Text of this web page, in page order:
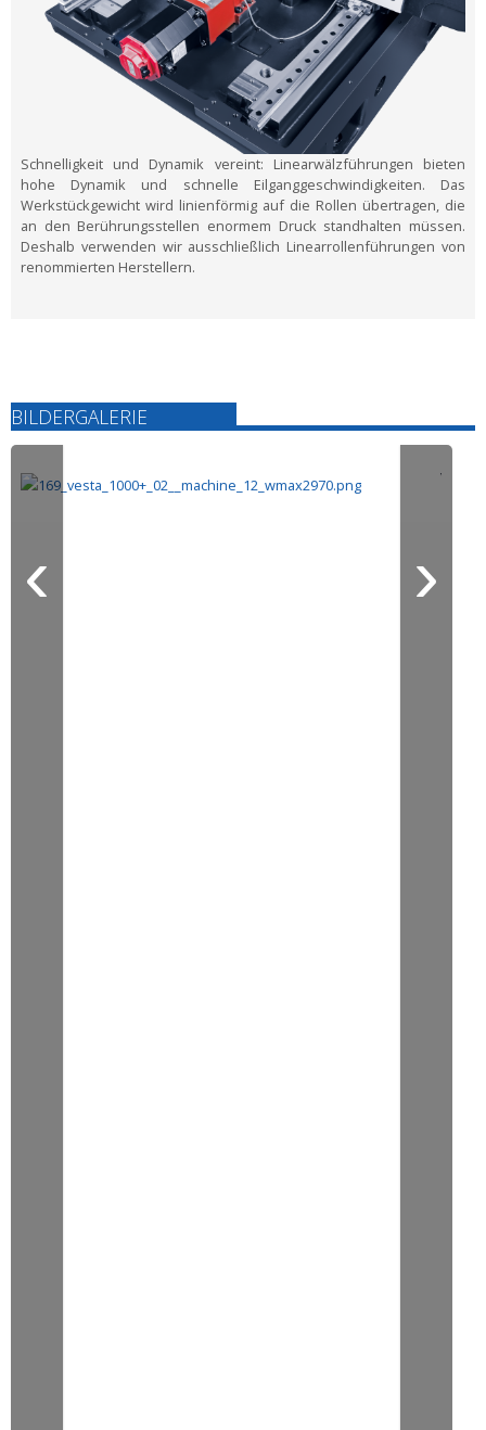
Schnelligkeit und Dynamik vereint: Linearwälzführungen bieten
hohe Dynamik und schnelle Eilganggeschwindigkeiten. Das
Werkstückgewicht wird linienförmig auf die Rollen übertragen, die
an den Berührungsstellen enormem Druck standhalten müssen.
Deshalb verwenden wir ausschließlich Linearrollenführungen von
renommierten Herstellern.
BILDERGALERIE